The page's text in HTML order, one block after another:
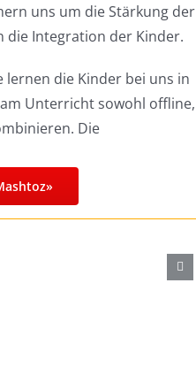
uns um die Stärkung der
die Integration der Kinder.
die Kinder bei uns in
Unterricht sowohl offline,
Die